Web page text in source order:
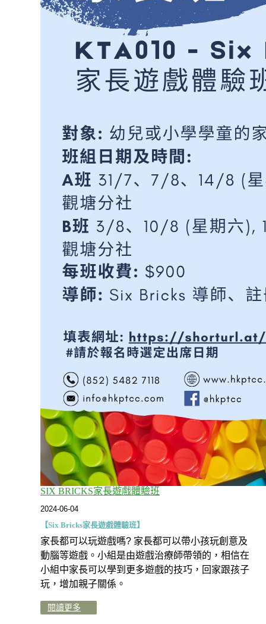
SIX BRICKS家長遊戲體驗班
2024-06-04
【Six Bricks家長遊戲體驗班】
家長都可以玩遊戲嗎? 家長都可以帶小孩玩創意及
動腦等遊戲。小組是由遊戲治療師帶領的，相信在
小組中家長可以學到更多遊戲的技巧，回家跟孩子
玩，增加親子關係。
閱讀更多